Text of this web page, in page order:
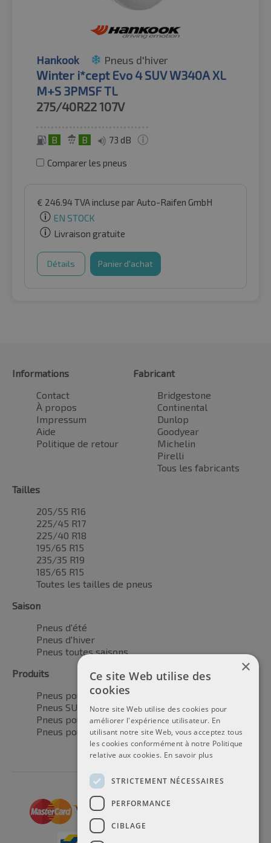
Hankook Pneus d'hiver
Winter i*cept Evo 4 SUV W340A XL
M+S 3PMSF TL
275/40R22107V
B B 73 dB
Comparer les pneus
€ 246.94TVA incluse par Auto-Raifen GmbH
EN STOCK
Livraison gratuite
Détails Panier d'achat
Informations
Contact
À propos
Impressum
Aide
Politique de retour
Fabricant
Bridgestone
Continental
Dunlop
Goodyear
Michelin
Pirelli
Tous les fabricants
Tailles
205/55 R16
225/45 R17
225/40 R18
195/65 R15
235/35 R19
185/65 R15
Toutes les tailles de pneus
Saison
Pneus d'été
Pneus d'hiver
Pneus toutes saisons
Produits
Pneus pour voitures
Pneus SUV / 4x4
Pneus pour camionnettes
Pneus pour motos
×
Ce site Web utilise des
cookies
Notre site Web utilise des cookies pour
améliorer l'expérience utilisateur. En
utilisant notre site Web, vous acceptez tous
les cookies conformément à notre Politique
relative aux cookies. En savoir plus
STRICTEMENT NÉCESSAIRES
PERFORMANCE
CIBLAGE